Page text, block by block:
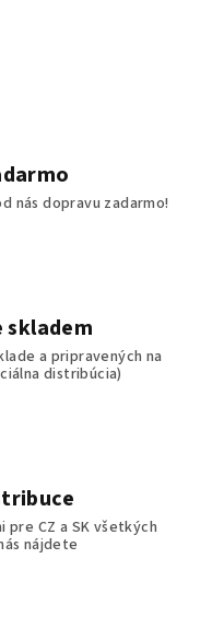
nás dopravu zadarmo!
skladem
a pripravených na
distribúcia)
CZ a SK všetkých
nájdete